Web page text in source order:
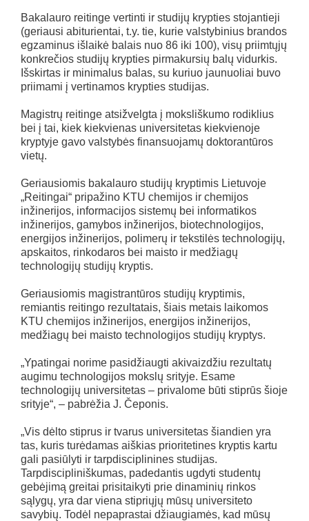
Bakalauro reitinge vertinti ir studijų krypties stojantieji
(geriausi abiturientai, t.y. tie, kurie valstybinius brandos
egzaminus išlaikė balais nuo 86 iki 100), visų priimtųjų
konkrečios studijų krypties pirmakursių balų vidurkis.
Išskirtas ir minimalus balas, su kuriuo jaunuoliai buvo
priimami į vertinamos krypties studijas.
Magistrų reitinge atsižvelgta į moksliškumo rodiklius
bei į tai, kiek kiekvienas universitetas kiekvienoje
kryptyje gavo valstybės finansuojamų doktorantūros
vietų.
Geriausiomis bakalauro studijų kryptimis Lietuvoje
„Reitingai“ pripažino KTU chemijos ir chemijos
inžinerijos, informacijos sistemų bei informatikos
inžinerijos, gamybos inžinerijos, biotechnologijos,
energijos inžinerijos, polimerų ir tekstilės technologijų,
apskaitos, rinkodaros bei maisto ir medžiagų
technologijų studijų kryptis.
Geriausiomis magistrantūros studijų kryptimis,
remiantis reitingo rezultatais, šiais metais laikomos
KTU chemijos inžinerijos, energijos inžinerijos,
medžiagų bei maisto technologijos studijų kryptys.
„Ypatingai norime pasidžiaugti akivaizdžiu rezultatų
augimu technologijos mokslų srityje. Esame
technologijų universitetas – privalome būti stiprūs šioje
srityje“, – pabrėžia J. Čeponis.
„Vis dėlto stiprus ir tvarus universitetas šiandien yra
tas, kuris turėdamas aiškias prioritetines kryptis kartu
gali pasiūlyti ir tarpdisciplinines studijas.
Tarpdiscipliniškumas, padedantis ugdyti studentų
gebėjimą greitai prisitaikyti prie dinaminių rinkos
sąlygų, yra dar viena stipriųjų mūsų universiteto
savybių. Todėl nepaprastai džiaugiamės, kad mūsų